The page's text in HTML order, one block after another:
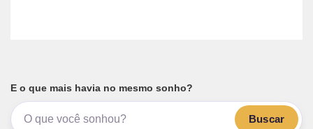
E o que mais havia no mesmo sonho?
Buscar